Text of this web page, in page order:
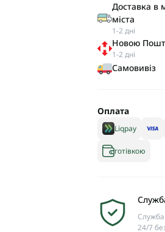
Доставка в
міста
1-2 дні
Новою
1-2 дні
Самовивіз
Оплата
Liqpay
готівкою
Служба
24/7